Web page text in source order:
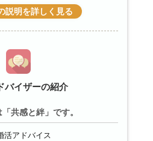
説明を詳しく見る
バイザーの紹介
共感と絆」です。
活アドバイス